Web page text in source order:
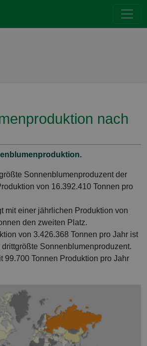
nach
Sonnenblumenproduzent der
von 16.392.410 Tonnen pro
mit einer jährlichen Produktion von
den zweiten Platz.
von 3.426.368 Tonnen pro Jahr ist
Sonnenblumenproduzent.
99.700 Tonnen Produktion pro Jahr